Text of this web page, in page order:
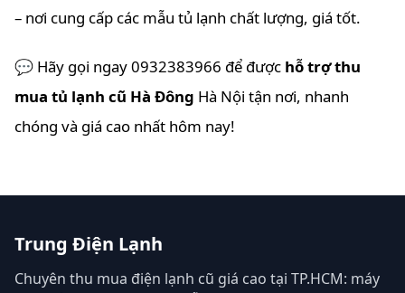
– nơi cung cấp các mẫu tủ lạnh chất lượng, giá tốt.
💬 Hãy gọi ngay 0932383966 để được hỗ trợ thu
mua tủ lạnh cũ Hà Đông Hà Nội tận nơi, nhanh
chóng và giá cao nhất hôm nay!
Trung Điện Lạnh
Chuyên thu mua điện lạnh cũ giá cao tại TP.HCM: máy